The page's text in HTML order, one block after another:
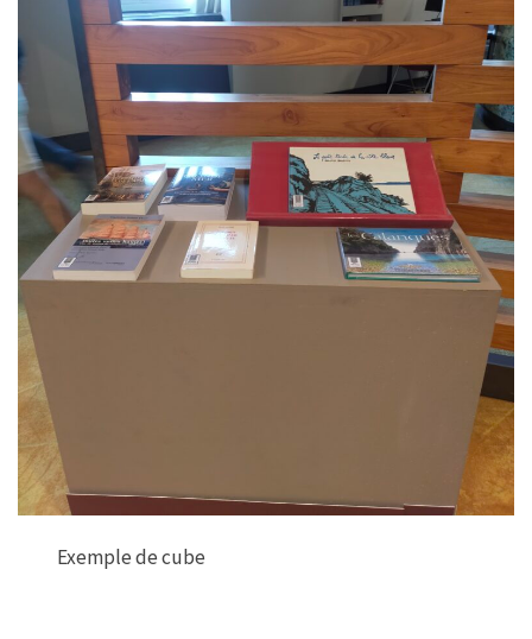
Exemple de cube